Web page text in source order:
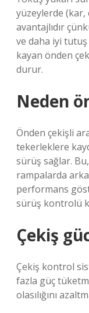
yüzeylerde
avantajlıdır
ve daha iyi
kayan önden
durur.
Neden
Önden çekişli
tekerleklere
sürüş sağlar.
rampalarda
performans
sürüş kontrolü
Çekiş
Çekiş kontrol
fazla güç
olasılığını